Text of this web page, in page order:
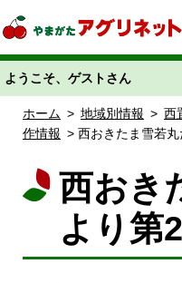
「あぐりん」
ようこそ、ゲストさん
ホーム > 地域別情報 > 西
作情報 > 西おきたま雪若
西おき
より第